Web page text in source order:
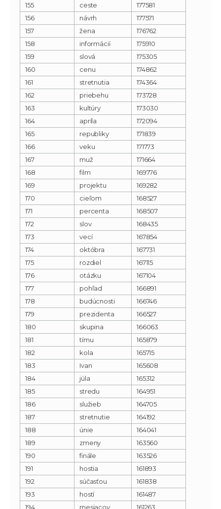
155
ceste
177581
156
návrh
177571
157
žena
176762
158
informácií
175910
159
slová
175305
160
cenu
174862
161
stretnutia
174364
162
priebehu
173728
163
kultúry
173030
164
apríla
172094
165
republiky
171839
166
veku
171773
167
muž
171664
168
film
169776
169
projektu
169282
170
cieľom
168527
171
percenta
168507
172
slov
168435
173
vecí
167854
174
októbra
167731
175
rozdiel
167115
176
otázku
167104
177
pohľad
166891
178
budúcnosti
166746
179
prezidenta
166527
180
skupina
166063
181
tímu
165879
182
kola
165715
183
Ivan
165608
184
júla
165312
185
stredu
164951
186
služieb
164705
187
stretnutie
164192
188
únie
164041
189
zmeny
163560
190
finále
163526
191
hostia
161893
192
súčasťou
161838
193
hostí
161487
194
mesiacov 161263